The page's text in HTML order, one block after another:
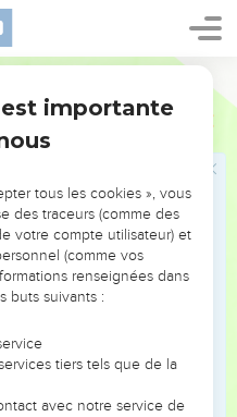
qu'il fallait que le Fils
qu'il fût rejeté par les
et par les scribes, et
trois jours après.
Alors Pierre le
ses disciples, censura
; car tes pensées ne
à celles des hommes.
disciples, il leur dit :
me suive.
vie, la perdra ; mais
de moi et de l'Évangile, la
importante
tous les cookies », vous
des traceurs (comme des
votre compte utilisateur) et
(comme vos
renseignées dans
buts suivants :
tiers tels que de la
avec notre service de